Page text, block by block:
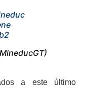
a este último